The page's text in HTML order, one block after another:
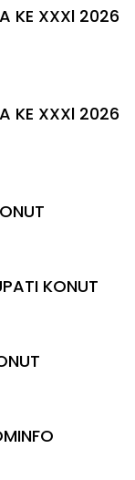
KE XXXl 2026
KE XXXl 2026
KONUT